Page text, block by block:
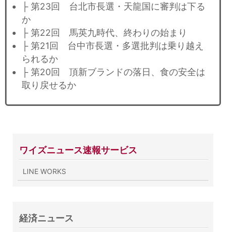
├ 第23回 台北市長選・天龍国に審判は下る
か
├ 第22回 馬英九時代、終わりの始まり
├ 第21回 台中市長選・多選批判は乗り越え
られるか
├ 第20回 頂新ブランドの落日、食の安全は
取り戻せるか
ワイズニュース速報サービス
LINE WORKS
経済ニュース